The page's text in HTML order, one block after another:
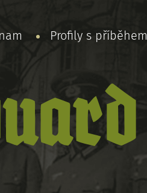
Profily s příběhem